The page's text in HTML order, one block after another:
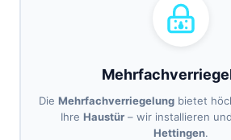
Die Mehrfachverriegelungbietet
Ihre Haustür – wir installieren
Hettingen.